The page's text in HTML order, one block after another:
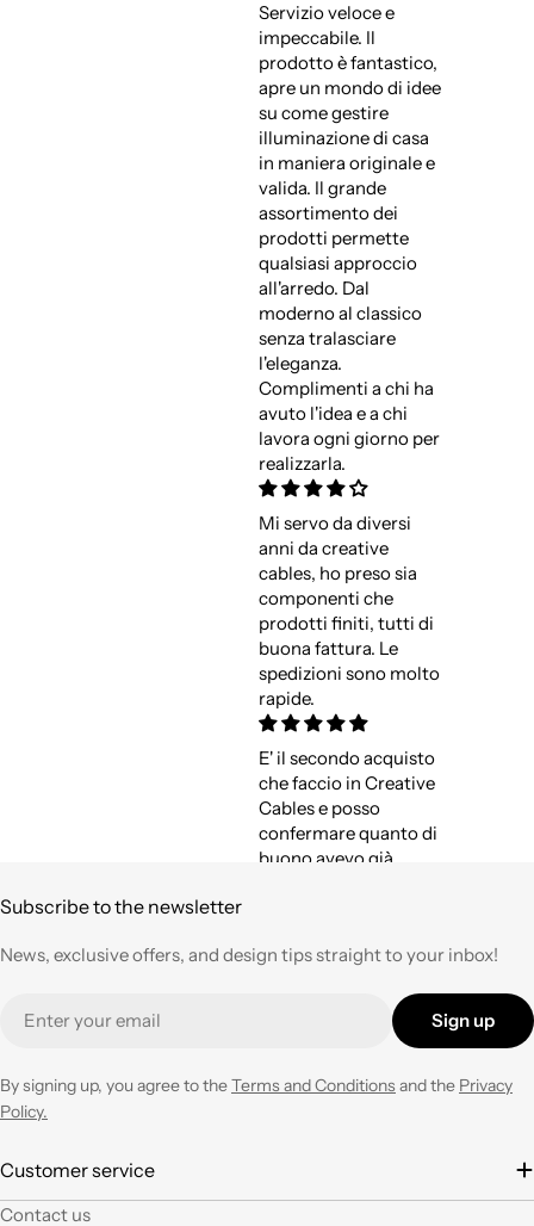
Servizio veloce e
impeccabile. Il
prodotto è fantastico,
apre un mondo di idee
su come gestire
illuminazione di casa
in maniera originale e
valida. Il grande
assortimento dei
prodotti permette
qualsiasi approccio
all'arredo. Dal
moderno al classico
senza tralasciare
l'eleganza.
Complimenti a chi ha
avuto l'idea e a chi
lavora ogni giorno per
realizzarla.
Mi servo da diversi
anni da creative
cables, ho preso sia
componenti che
prodotti finiti, tutti di
buona fattura. Le
spedizioni sono molto
rapide.
E' il secondo acquisto
che faccio in Creative
Cables e posso
confermare quanto di
buono avevo già
velocità nell'evasione
prezzo corretto !
Tornerò su questo
ne avrò necessità con
Subscribe to the newsletter
News, exclusive offers, and design tips straight to your inbox!
Sign up
By signing up, you agree to theTerms and Conditions and the Privacy
Policy.
Customer service
Contact us